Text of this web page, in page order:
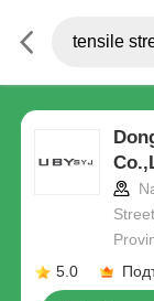
5.0